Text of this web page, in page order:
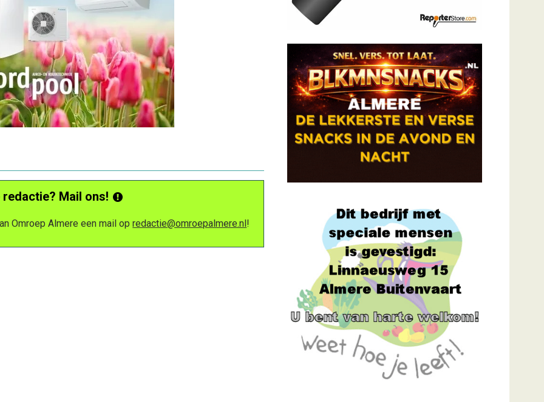
Mail ons!
Omroep Almere een mail opredactie@omroepalmere.nl!